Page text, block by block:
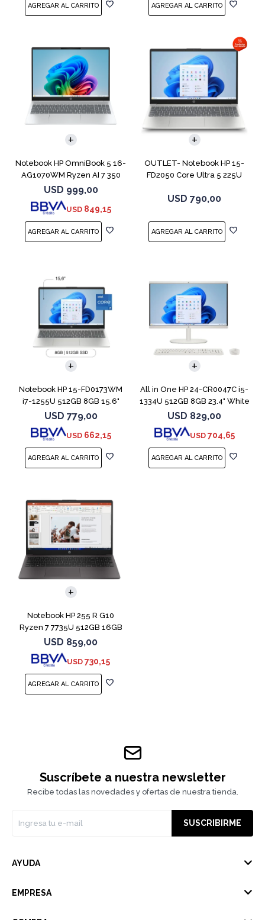
Notebook HP OmniBook 5 16-
AG1070WM Ryzen AI 7 350
512GB 16GB
USD 999,00
USD 849,15
COMPARAR
OUTLET- Notebook HP 15-
FD2050 Core Ultra 5 225U
USD 790,00
Notebook HP 15-FD0173WM
i7-1255U 512GB 8GB 15.6"
Win 11
USD 779,00
USD 662,15
COMPARAR
All in One HP 24-CR0047C i5-
1334U 512GB 8GB 23.4" White
USD 829,00
USD 704,65
Notebook HP 255 R G10
Ryzen 7 7735U 512GB 16GB
15.6" Win 11
USD 859,00
USD 730,15
Suscríbete a nuestra newsletter
Recibe todas las novedades y ofertas de nuestra tienda.
SUSCRIBIRME
AYUDA
EMPRESA